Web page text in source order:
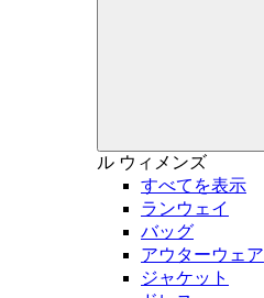
ル ウィメンズ
すべてを表示
ランウェイ
バッグ
アウターウェア
ジャケット